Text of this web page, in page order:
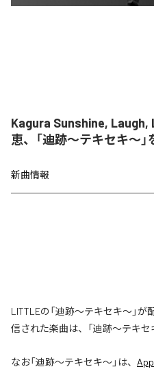
Kagura Sunshine, Laugh,
恵、「迪跡〜テキセキ〜
新曲情報
LITTLEの「迪跡〜テキセキ〜」
信された楽曲は、「迪跡〜テキセ
なお「迪跡〜テキセキ〜」は、